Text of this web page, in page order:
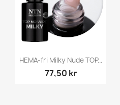
HEMA-fri Milky Nude TOP...
77,50 kr